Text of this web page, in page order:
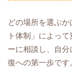
どの場所を選ぶ
ト体制」によっ
ーに相談し、自
復への第一歩です